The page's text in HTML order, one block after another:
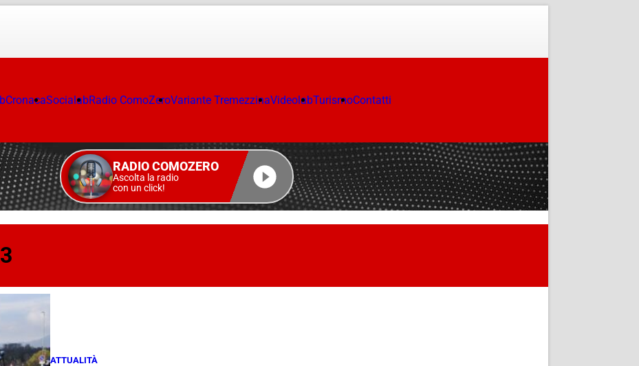
CronacaSocialabRadio ComoZeroVariante TremezzinaVideolabTurismoContatti
RADIO COMOZERO
Ascolta la radio
con un click!
ATTUALITÀ